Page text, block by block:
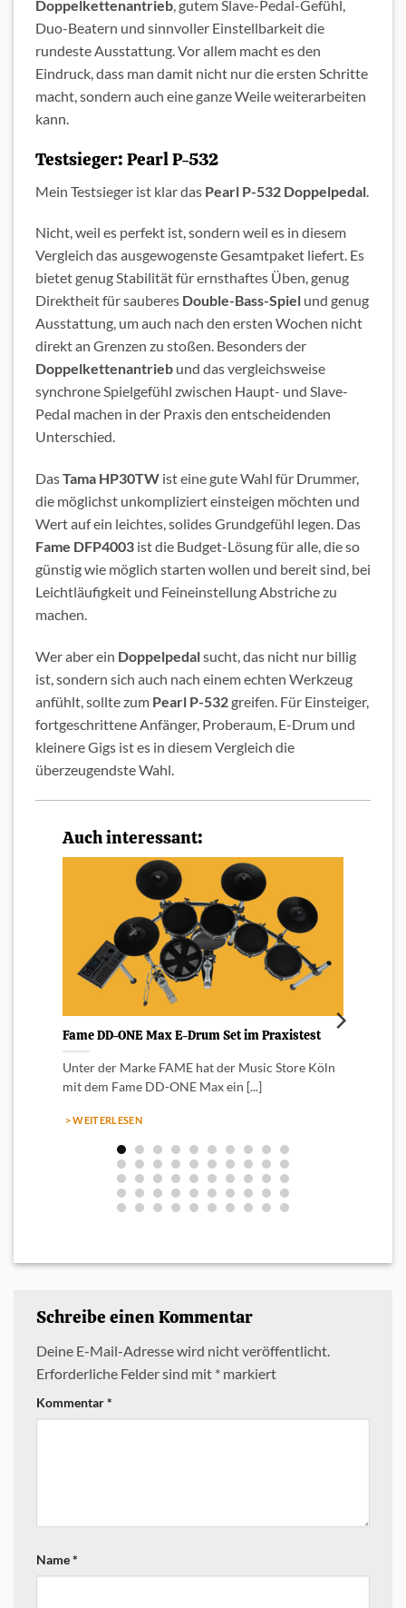
Doppelkettenantrieb, gutem Slave-Pedal-Gefühl,
Duo-Beatern und sinnvoller Einstellbarkeit die
rundeste Ausstattung. Vor allem macht es den
Eindruck, dass man damit nicht nur die ersten Schritte
macht, sondern auch eine ganze Weile weiterarbeiten
kann.
Testsieger: Pearl P-532
Mein Testsieger ist klar das Pearl P-532 Doppelpedal
Nicht, weil es perfekt ist, sondern weil es in diesem
Vergleich das ausgewogenste Gesamtpaket liefert. Es
bietet genug Stabilität für ernsthaftes Üben, genug
Direktheit für sauberes Double-Bass-Spiel und genug
Ausstattung, um auch nach den ersten Wochen nicht
direkt an Grenzen zu stoßen. Besonders der
Doppelkettenantrieb und das vergleichsweise
synchrone Spielgefühl zwischen Haupt- und Slave-
Pedal machen in der Praxis den entscheidenden
Unterschied.
DasTama HP30TW ist eine gute Wahl für Drummer,
die möglichst unkompliziert einsteigen möchten und
Wert auf ein leichtes, solides Grundgefühl legen. Das
Fame DFP4003 ist die Budget-Lösung für alle, die so
günstig wie möglich starten wollen und bereit sind, bei
Leichtläufigkeit und Feineinstellung Abstriche zu
machen.
Wer aber ein Doppelpedalsucht, das nicht nur billig
ist, sondern sich auch nach einem echten Werkzeug
anfühlt, sollte zum Pearl P-532greifen. Für Einsteiger,
fortgeschrittene Anfänger, Proberaum, E-Drum und
kleinere Gigs ist es in diesem Vergleich die
überzeugendste Wahl.
Auch interessant:
Fame DD-ONE Max E-Drum Set im Praxistest
Unter der Marke FAME hat der Music Store Köln
mit dem Fame DD-ONE Max ein [...]
> WEITERLESEN
Schreibe einen Kommentar
Deine E-Mail-Adresse wird nicht veröffentlicht.
Erforderliche Felder sind mit * markiert
Kommentar*
Name*